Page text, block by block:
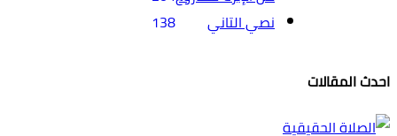
نصي التاني
138
احدث المقالات